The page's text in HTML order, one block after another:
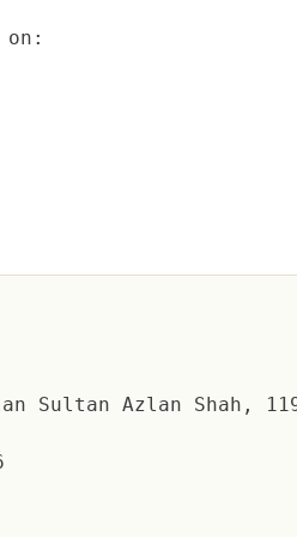
on:
Sultan Azlan Shah,